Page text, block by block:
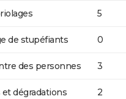
5
de stupéfiants 0
des personnes 3
dégradations 2